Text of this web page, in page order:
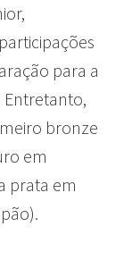
para a
bronze
em
prata em